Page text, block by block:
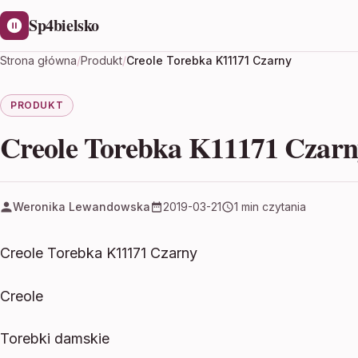
Sp4bielsko
Strona główna/Produkt/Creole Torebka K11171 Czarny
PRODUKT
Creole Torebka K11171
Weronika Lewandowska 2019-03-21 1 min czytania
Creole Torebka K11171 Czarny
Creole
Torebki damskie